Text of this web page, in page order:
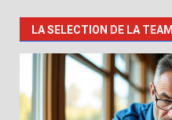
LA SELECTION DE LA TEAM